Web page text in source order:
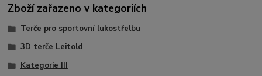
Zboží zařazeno v kategoriích
Terče pro sportovní lukostřelbu
3D terče Leitold
Kategorie III